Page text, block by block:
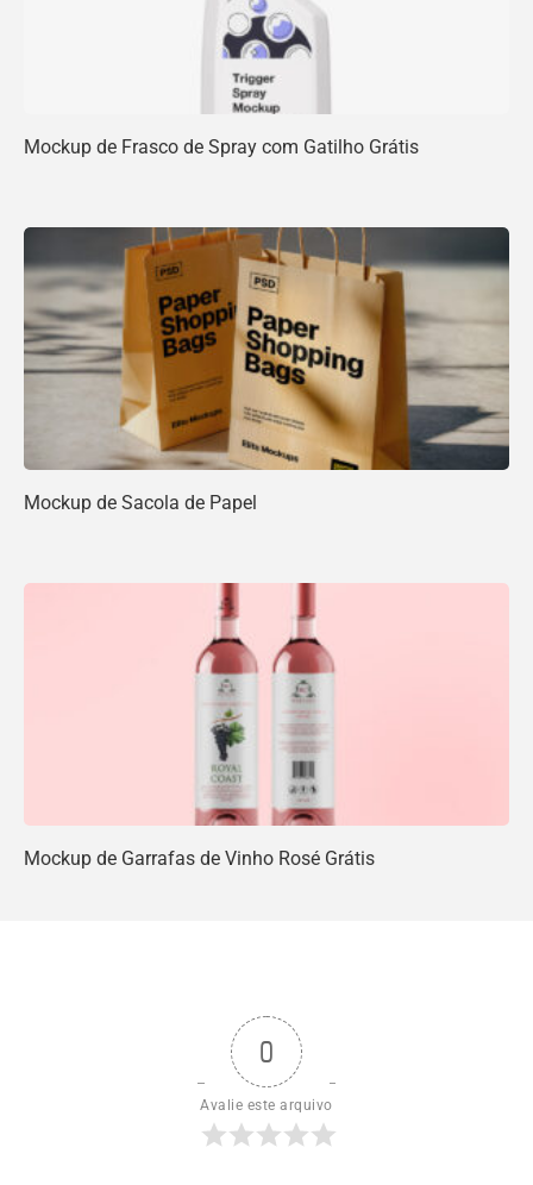
Mockup de Frasco de Spray com Gatilho Grátis
Mockup de Sacola de Papel
Mockup de Garrafas de Vinho Rosé Grátis
0
Avalie este arquivo